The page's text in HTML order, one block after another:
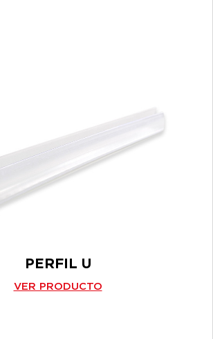
PERFIL U
VER PRODUCTO